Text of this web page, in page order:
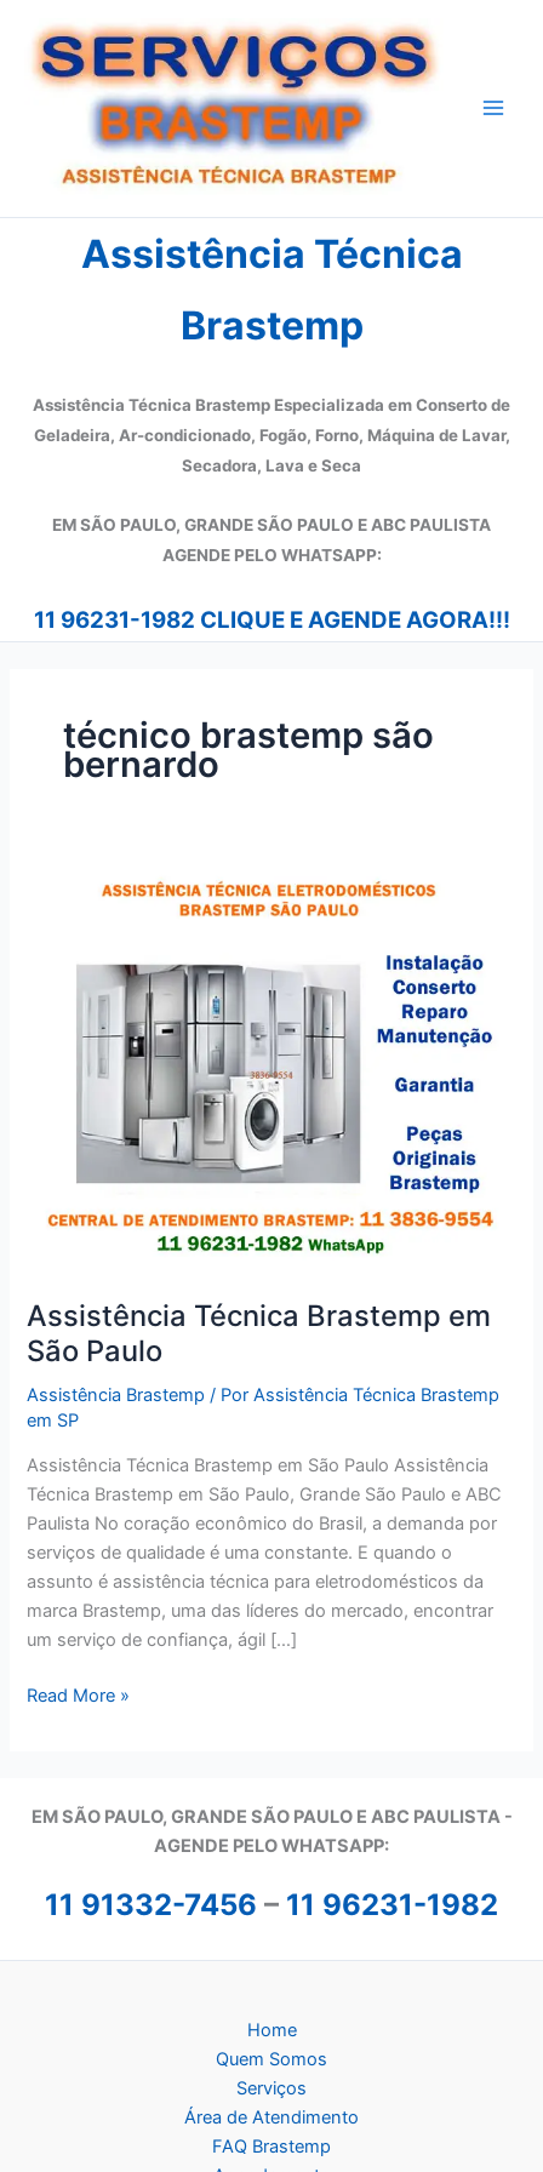
para
Assistência Técnica
Brastemp
Assistência Técnica Brastemp Especializada em Conserto de
Geladeira, Ar-condicionado, Fogão, Forno, Máquina de Lavar,
Secadora, Lava e Seca
EM SÃO PAULO, GRANDE SÃO PAULO E ABC PAULISTA
AGENDE PELO WHATSAPP:
11 96231-1982 CLIQUE E AGENDE AGORA!!!
técnico brastemp são
bernardo
Assistência Técnica Brastemp em
São Paulo
Assistência Brastemp / PorAssistência Técnica Brastemp
em SP
Assistência Técnica Brastemp em São Paulo Assistência
Técnica Brastemp em São Paulo, Grande São Paulo e ABC
Paulista No coração econômico do Brasil, a demanda por
serviços de qualidade é uma constante. E quando o
assunto é assistência técnica para eletrodomésticos da
marca Brastemp, uma das líderes do mercado, encontrar
um serviço de confiança, ágil […]
Assistência
São
Read More »
EM SÃO PAULO, GRANDE SÃO PAULO E ABC PAULISTA -
AGENDE PELO WHATSAPP:
11 91332-7456 – 11 96231-1982
Home
Quem Somos
Serviços
Área de Atendimento
FAQ Brastemp